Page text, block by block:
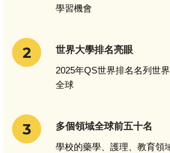
學習機會
世界大學排名亮眼
2025年QS世界排名名列世
全球
多個領域全球前五十名
學校的藥學、護理、教育領